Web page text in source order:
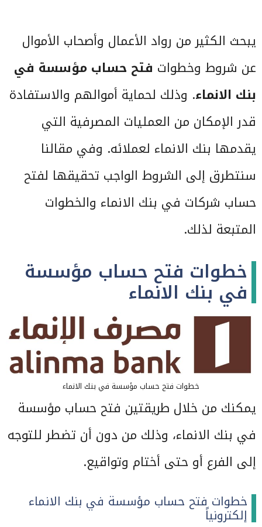
يبحث الكثير من رواد الأعمال وأصحاب الأموال
عن شروط وخطوات فتح حساب مؤسسة في
بنك الانماء. وذلك لحماية أموالهم والاستفادة
قدر الإمكان من العمليات المصرفية التي
يقدمها بنك الانماء لعملائه. وفي مقالنا
سنتطرق إلى الشروط الواجب تحقيقها لفتح
حساب شركات في بنك الانماء والخطوات
المتبعة لذلك.
خطوات فتح حساب مؤسسة
في بنك الانماء
خطوات فتح حساب مؤسسة في بنك الانماء
يمكنك من خلال طريقتين فتح حساب مؤسسة
في بنك الانماء، وذلك من دون أن تضطر للتوجه
إلى الفرع أو حتى أختام وتواقيع.
خطوات فتح حساب مؤسسة في بنك الانماء
إلكترونياً